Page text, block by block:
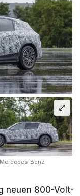
Benz
neuen 800-Volt-